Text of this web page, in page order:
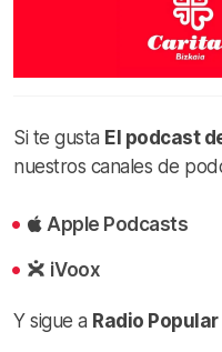
Si te gusta El podcast
nuestros canales de
Apple Podcasts
iVoox
Y sigue a Radio Popular